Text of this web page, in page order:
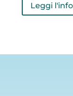
Leggi